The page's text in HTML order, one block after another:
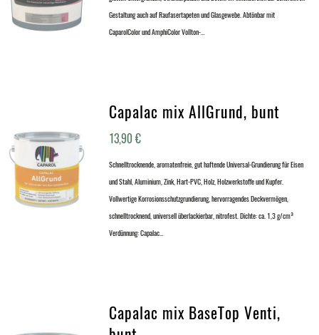
Gestaltung auch auf Raufasertapeten und Glasgewebe. Abtönbar mit
CaparolColor und AmphiColor Vollton-…
Capalac mix AllGrund, bunt
13,90€
Schnelltrocknende, aromatenfreie, gut haftende Universal-Grundierung für Eisen
und Stahl, Aluminium, Zink, Hart-PVC, Holz, Holzwerkstoffe und Kupfer.
Vollwertige Korrosionsschutzgrundierung, hervorragendes Deckvermögen,
schnelltrocknend, universell überlackierbar, nitrofest. Dichte: ca. 1,3 g/cm³
Verdünnung: Capalac…
Capalac mix BaseTop Venti,